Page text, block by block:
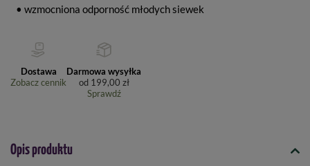
• wzmocniona odporność młodych siewek
Dostawa
Zobacz cennik
Darmowa wysyłka
od 199,00 zł
Sprawdź
Opis produktu